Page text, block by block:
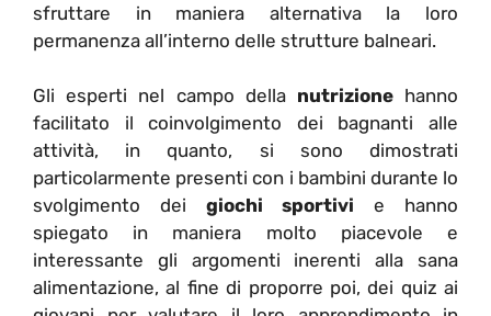
sfruttare in maniera alternativa la loro
permanenza all’interno delle strutture balneari.
Gli esperti nel campo della nutrizionehanno
facilitato il coinvolgimento dei bagnanti alle
attività, in quanto, si sono dimostrati
particolarmente presenti con i bambini durante lo
svolgimento dei giochi sportivi e hanno
spiegato in maniera molto piacevole e
interessante gli argomenti inerenti alla sana
alimentazione, al fine di proporre poi, dei quiz ai